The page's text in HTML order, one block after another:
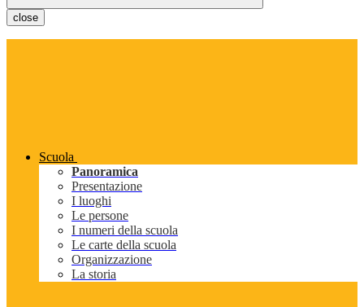
close
Scuola
Panoramica
Presentazione
I luoghi
Le persone
I numeri della scuola
Le carte della scuola
Organizzazione
La storia